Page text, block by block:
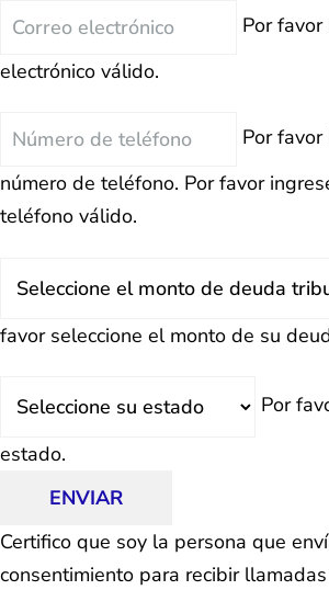
Correo
Por
electrónico válido.
Teléfono
Por
número de teléfono. Por favor
teléfono válido.
favor seleccione el monto de su
Por
estado.
ENVIAR
Certifico que soy la persona que
consentimiento para recibir